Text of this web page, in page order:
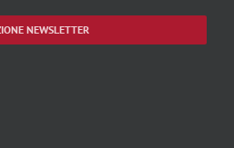
NEWSLETTER